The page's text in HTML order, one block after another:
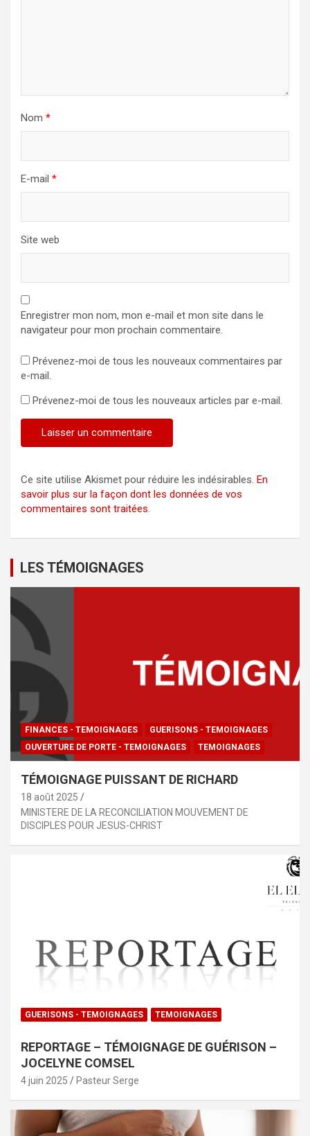
Nom *
E-mail *
Site web
Enregistrer mon nom, mon e-mail et mon site dans le
navigateur pour mon prochain commentaire.
Prévenez-moi de tous les nouveaux commentaires par
e-mail.
Prévenez-moi de tous les nouveaux articles par e-mail.
Ce site utilise Akismet pour réduire les indésirables. En
savoir plus sur la façon dont les données de vos
commentaires sont traitées.
LES TÉMOIGNAGES
FINANCES - TEMOIGNAGES
GUERISONS - TEMOIGNAGES
OUVERTURE DE PORTE - TEMOIGNAGES
TEMOIGNAGES
TÉMOIGNAGE PUISSANT DE RICHARD
18 août 2025
MINISTERE DE LA RECONCILIATION MOUVEMENT DE
DISCIPLES POUR JESUS-CHRIST
GUERISONS - TEMOIGNAGES TEMOIGNAGES
REPORTAGE – TÉMOIGNAGE DE GUÉRISON –
JOCELYNE COMSEL
4 juin 2025 Pasteur Serge